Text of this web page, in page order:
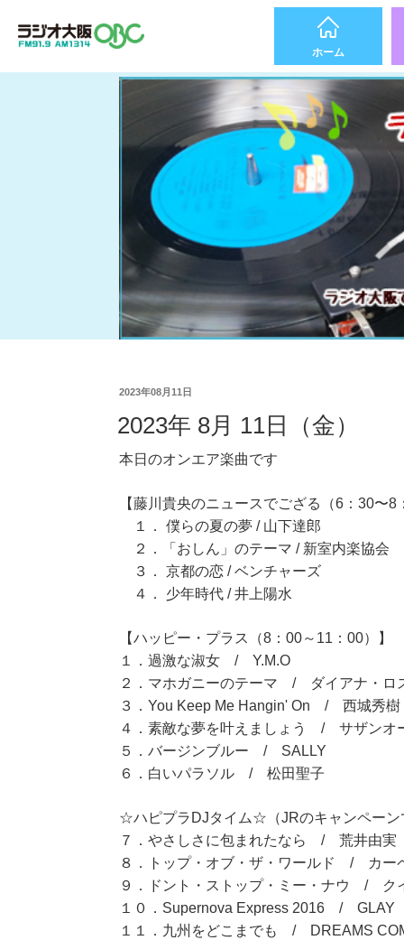
ホーム
2023年08月11日
2023年 8月 11日（金）
本日のオンエア楽曲です
【藤川貴央のニュースでござる（6：30〜8
１． 僕らの夏の夢 / 山下達郎
２．「おしん」のテーマ / 新室内楽協会
３． 京都の恋 / ベンチャーズ
４． 少年時代 / 井上陽水
【ハッピー・プラス（8：00～11：00）】
１．過激な淑女 / Y.M.O
２．マホガニーのテーマ / ダイアナ・ロ
３．You Keep Me Hangin' On / 西城秀樹
４．素敵な夢を叶えましょう / サザンオ
５．バージンブルー / SALLY
６．白いパラソル / 松田聖子
☆ハピプラDJタイム☆（JRのキャンペーン
７．やさしさに包まれたなら / 荒井由実
８．トップ・オブ・ザ・ワールド / カー
９．ドント・ストップ・ミー・ナウ / ク
１０．Supernova Express 2016 / GLAY
１１．九州をどこまでも / DREAMS